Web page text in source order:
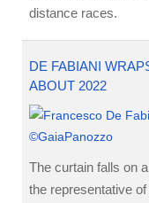
distance races.
DE FABIANI
ABOUT 2022
The curtain falls on
the representative